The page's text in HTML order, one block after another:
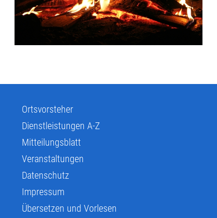
Ortsvorsteher
Dienstleistungen A-Z
Mitteilungsblatt
Veranstaltungen
Datenschutz
Impressum
Übersetzen und Vorlesen